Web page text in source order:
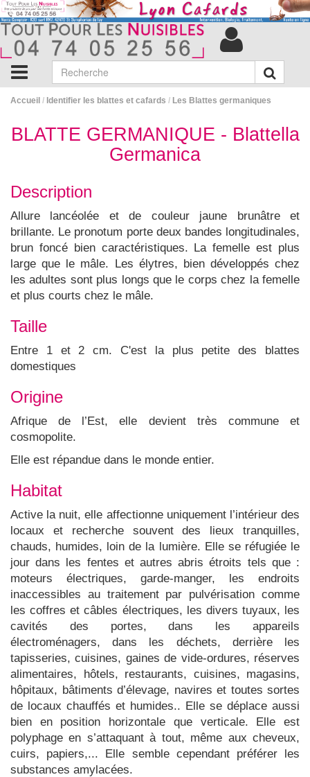
Accueil / Identifier les blattes et cafards / Les Blattes germaniques
BLATTE GERMANIQUE - Blattella
Germanica
Description
Allure lancéolée et de couleur jaune brunâtre et
brillante. Le pronotum porte deux bandes longitudinales,
brun foncé bien caractéristiques. La femelle est plus
large que le mâle. Les élytres, bien développés chez
les adultes sont plus longs que le corps chez la femelle
et plus courts chez le mâle.
Taille
Entre 1 et 2 cm. C'est la plus petite des blattes
domestiques
Origine
Afrique de l’Est, elle devient très commune et
cosmopolite.
Elle est répandue dans le monde entier.
Habitat
Active la nuit, elle affectionne uniquement l’intérieur des
locaux et recherche souvent des lieux tranquilles,
chauds, humides, loin de la lumière. Elle se réfugiée le
jour dans les fentes et autres abris étroits tels que :
moteurs électriques, garde-manger, les endroits
inaccessibles au traitement par pulvérisation comme
les coffres et câbles électriques, les divers tuyaux, les
cavités des portes, dans les appareils
électroménagers, dans les déchets, derrière les
tapisseries, cuisines, gaines de vide-ordures, réserves
alimentaires, hôtels, restaurants, cuisines, magasins,
hôpitaux, bâtiments d’élevage, navires et toutes sortes
de locaux chauffés et humides.. Elle se déplace aussi
bien en position horizontale que verticale. Elle est
polyphage en s’attaquant à tout, même aux cheveux,
cuirs, papiers,... Elle semble cependant préférer les
substances amylacées.